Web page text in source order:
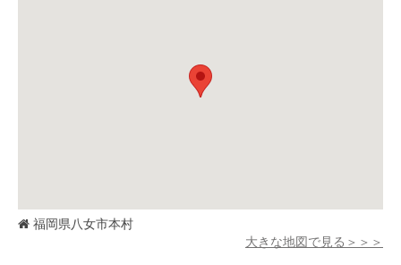
福岡県八女市本村
大きな地図で見る＞＞＞